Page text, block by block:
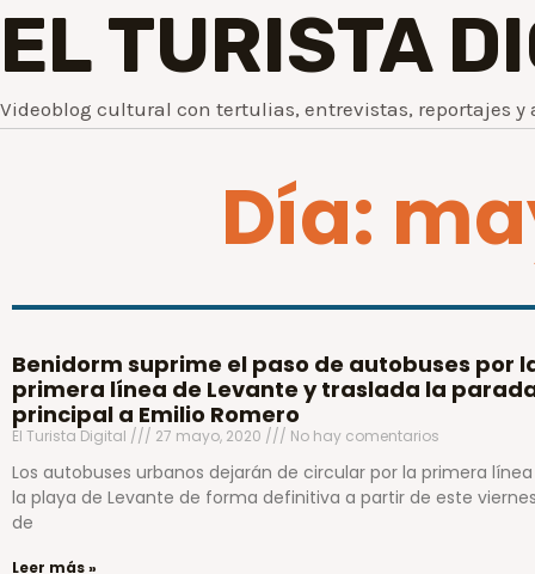
EL TURISTA
Videoblog cultural con tertulias, entrevistas, reportajes y
Día:
Benidorm suprime el paso de autobuses por
primera línea de Levante y traslada la
principal a Emilio Romero
El Turista Digital 27 mayo, 2020 No hay comentarios
Los autobuses urbanos dejarán de circular por la primera
la playa de Levante de forma definitiva a partir de este
de
Leer más »